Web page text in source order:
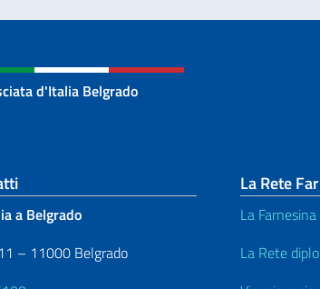
d'Italia Belgrado
footer
a Belgrado
– 11000 Belgrado
La Rete
La
La Rete